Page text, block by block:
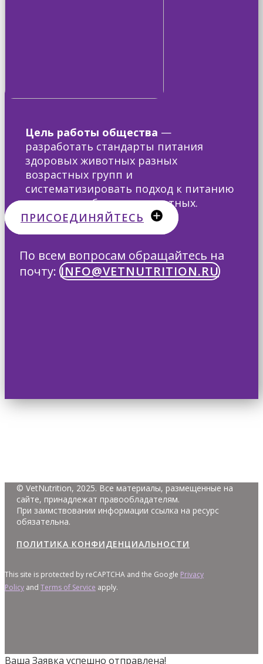
Цель работы общества —
разработать стандарты питания
здоровых животных разных
возрастных групп и
систематизировать подход к питанию
клинически больных животных.
ПРИСОЕДИНЯЙТЕСЬ
По всем вопросам ​обращайтесь на
почту: INFO@VETNUTRITION.RU
© VetNutrition, 2025. Все материалы, размещенные на
сайте, принадлежат правообладателям.
При заимствовании информации ссылка на ресурс
обязательна.
ПОЛИТИКА КОНФИДЕНЦИАЛЬНОСТИ
This site is protected by reCAPTCHA and the Google Privacy
Policy and Terms of Service apply.
Ваша Заявка успешно отправлена!